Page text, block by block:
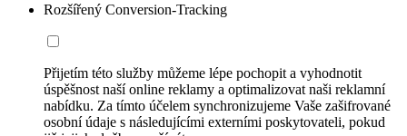
Rozšířený Conversion-Tracking
Přijetím této služby můžeme lépe pochopit a vyhodnotit
úspěšnost naší online reklamy a optimalizovat naši reklamní
nabídku. Za tímto účelem synchronizujeme Vaše zašifrované
osobní údaje s následujícími externími poskytovateli, pokud